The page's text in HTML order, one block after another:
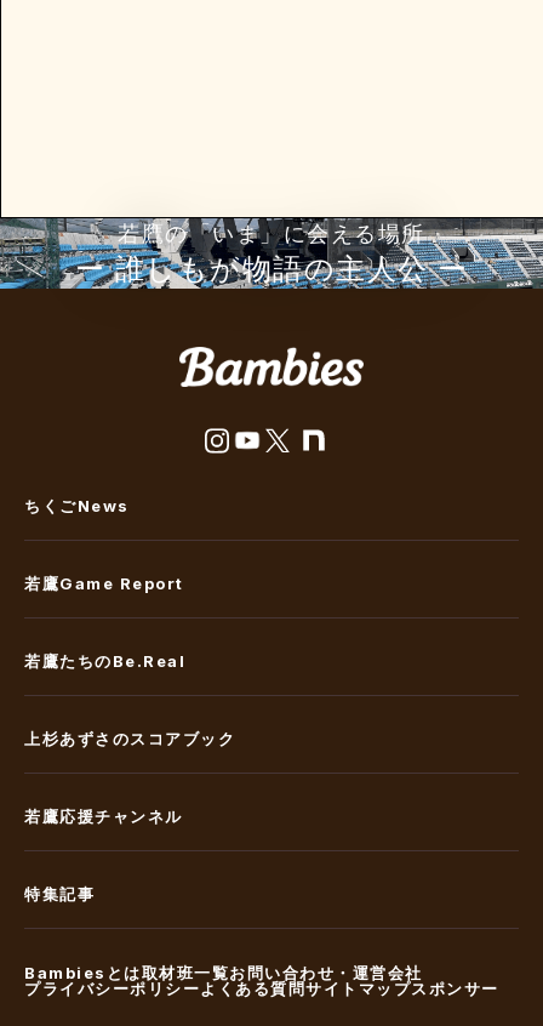
若鷹の「いま」に会える場所
ー 誰しもが物語の主⼈公 ー
ちくごNews
若鷹Game Report
若鷹たちのBe.Real
上杉あずさのスコアブック
若鷹応援チャンネル
特集記事
Bambiesとは取材班一覧お問い合わせ・運営会社
プライバシーポリシーよくある質問サイトマップスポンサー